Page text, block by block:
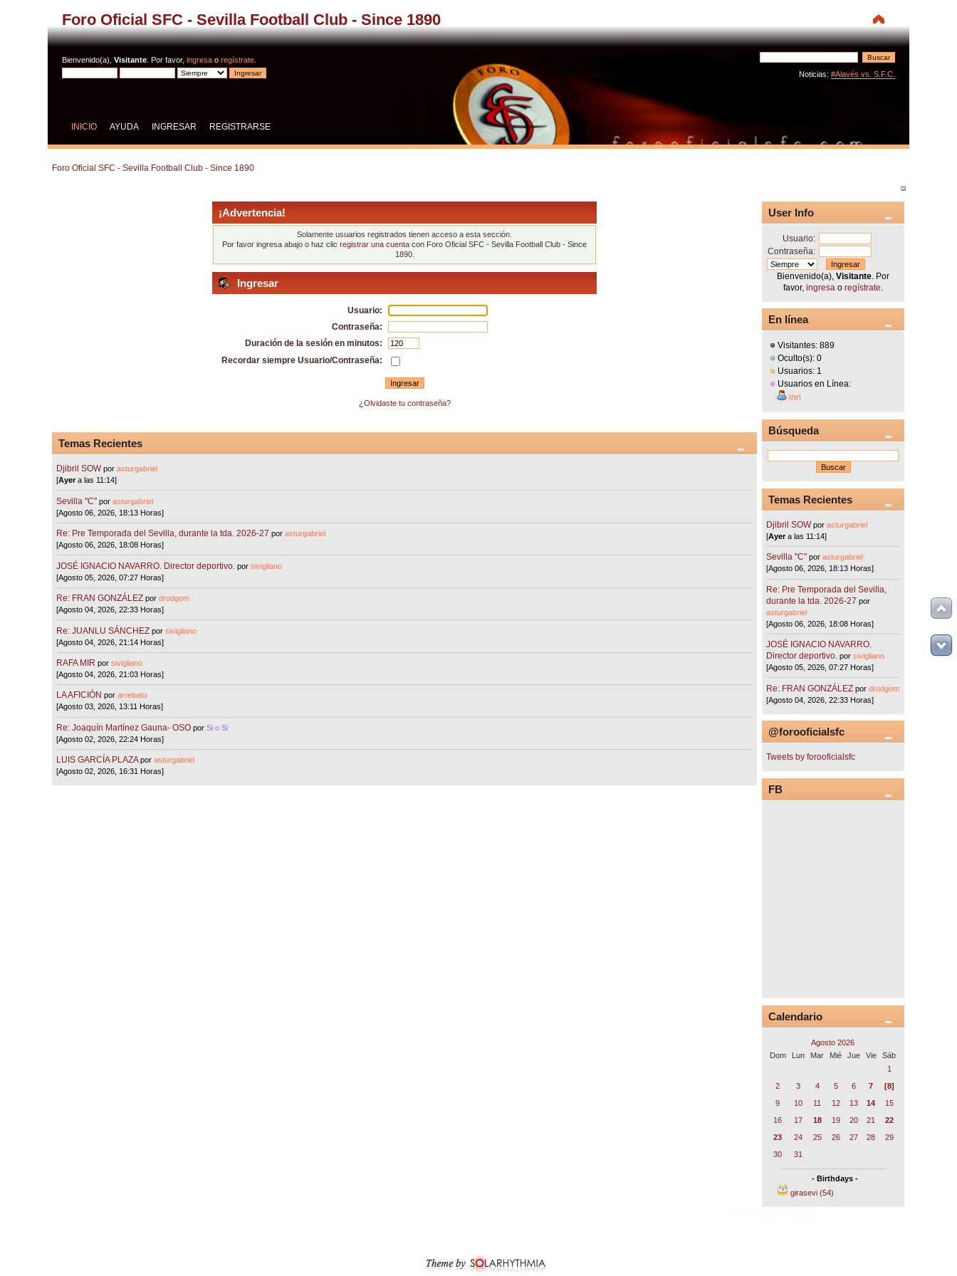
Foro Oficial SFC - Sevilla Football Club - Since 1890
Bienvenido(a),Visitante . Por favor,ingresa oregístrate
Noticias: #Alavés vs. S.F.C.
INICIO AYUDA INGRESAR REGISTRARSE
Foro Oficial SFC - Sevilla Football Club - Since 1890
¡Advertencia!
Solamente usuarios registrados tienen acceso a esta sección.
Por favor ingresa abajo o haz clicregistrar una cuenta con Foro Oficial SFC - Sevilla Football Club - Since
1890.
Ingresar
Usuario:
Contraseña:
Duración de la sesión en minutos:
Recordar siempre Usuario/Contraseña:
¿Olvidaste tu contraseña?
Temas Recientes
Djibril SOW porasturgabriel
[Ayera las 11:14]
Sevilla "C"porasturgabriel
[Agosto 06, 2026, 18:13 Horas]
Re: Pre Temporada del Sevilla, durante la tda. 2026-27 porasturgabriel
[Agosto 06, 2026, 18:08 Horas]
JOSÉ IGNACIO NAVARRO. Director deportivo. porsivigliano
[Agosto 05, 2026, 07:27 Horas]
Re: FRAN GONZÁLEZ pordrodgom
[Agosto 04, 2026, 22:33 Horas]
Re: JUANLU SÁNCHEZ porsivigliano
[Agosto 04, 2026, 21:14 Horas]
RAFA MIR porsivigliano
[Agosto 04, 2026, 21:03 Horas]
LA AFICIÓN porarrebato
[Agosto 03, 2026, 13:11 Horas]
Re: Joaquín Martínez Gauna- OSO porSi o Si
[Agosto 02, 2026, 22:24 Horas]
LUIS GARCÍA PLAZA porasturgabriel
[Agosto 02, 2026, 16:31 Horas]
User Info
Usuario:
Contraseña:
Bienvenido(a),Visitante . Por
favor,ingresa oregístrate
En línea
Visitantes: 889
Oculto(s): 0
Usuarios: 1
Usuarios en Línea:
inri
Búsqueda
Temas Recientes
Djibril SOW porasturgabriel
[Ayera las 11:14]
Sevilla "C"porasturgabriel
[Agosto 06, 2026, 18:13 Horas]
Re: Pre Temporada del Sevilla,
durante la tda. 2026-27 por
asturgabriel
[Agosto 06, 2026, 18:08 Horas]
JOSÉ IGNACIO NAVARRO.
Director deportivo. porsivigliano
[Agosto 05, 2026, 07:27 Horas]
Re: FRAN GONZÁLEZ pordrodgom
[Agosto 04, 2026, 22:33 Horas]
@forooficialsfc
Tweets by forooficialsfc
FB
Calendario
Agosto 2026
Dom
Lun Mar Mié Jue Vie
Sáb
1
2
3 4 5 6 7
[8]
9
10 11 12 13 14
15
16
17 18 19 20 21
22
23
24 25 26 27 28
29
30
31
- Birthdays -
girasevi (54)